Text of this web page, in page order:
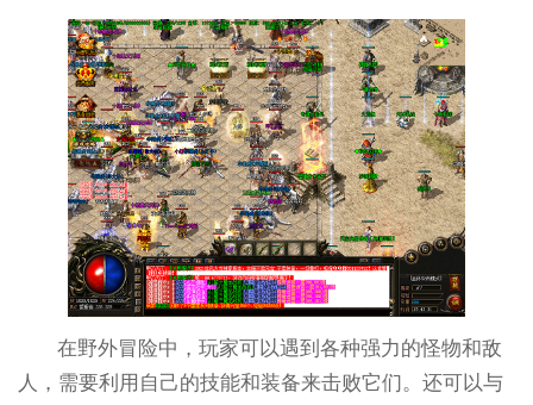
在野外冒险中，玩家可以遇到各种强力的怪物和敌
人，需要利用自己的技能和装备来击败它们。还可以与